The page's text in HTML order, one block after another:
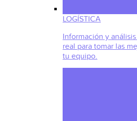
LOGÍSTICA
Información y
real para tomar las
tu equipo.